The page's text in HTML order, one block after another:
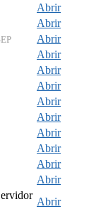
Abrir
Abrir
Abrir
Abrir
Abrir
Abrir
Abrir
Abrir
Abrir
Abrir
Abrir
Abrir
Abrir